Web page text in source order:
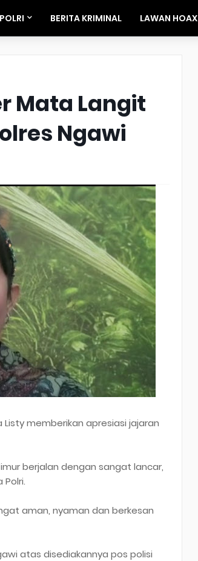
BERITA KRIMINAL LAWAN HOAX
Mata Langit
Ngawi
Listy memberikan apresiasi jajaran
berjalan dengan sangat lancar,
aman, nyaman dan berkesan
atas disediakannya pos polisi